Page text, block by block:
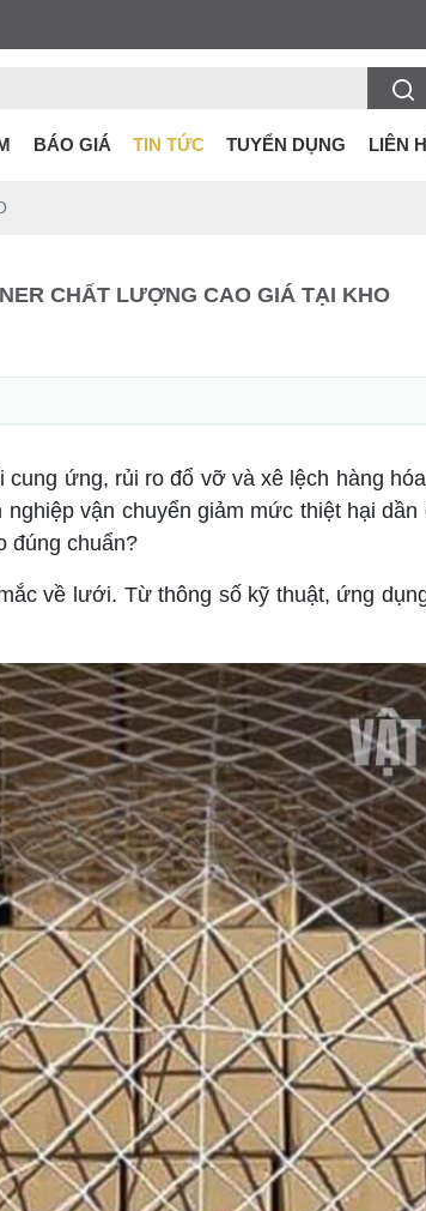
BÁO GIÁ TIN TỨC TUYỂN DỤNG LIÊN
CHẤT LƯỢNG CAO GIÁ TẠI KHO
ứng, rủi ro đổ vỡ và xê lệch hàng
vận chuyển giảm mức thiệt hại
đúng chuẩn?
về lưới. Từ thông số kỹ thuật, ứng